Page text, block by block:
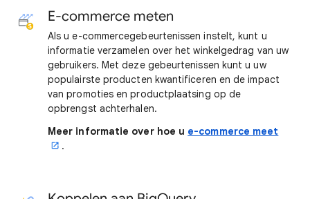
E-commerce meten
Als u e-commercegebeurtenissen instelt, kunt u
informatie verzamelen over het winkelgedrag van uw
gebruikers. Met deze gebeurtenissen kunt u uw
populairste producten kwantificeren en de impact
van promoties en productplaatsing op de
opbrengst achterhalen.
Meer informatie over hoe u e-commerce meet
.